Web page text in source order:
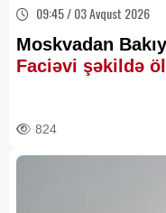
09:45 / 03 Avqust 2026
Moskvadan
Faciəvi şəkildə
824